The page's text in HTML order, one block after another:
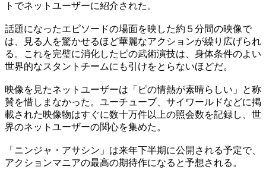
トでネットユーザーに紹介された。
話題になったエピソードの場面を映した約５分間の映像で
は、見る人を驚かせるほど華麗なアクションが繰り広げられ
る。これを完璧に消化したピの武術演技は、身体条件のよい
世界的なスタントチームにも引けをとらないほどだ。
映像を見たネットユーザーは「ピの情熱が素晴らしい」と称
賛を惜しまなかった。ユーチューブ、サイワールドなどに掲
載された映像物はすぐに数十万件以上の照会数を記録し、世
界のネットユーザーの関心を集めた。
「ニンジャ・アサシン」は来年下半期に公開される予定で、
アクションマニアの最高の期待作になると予想される。